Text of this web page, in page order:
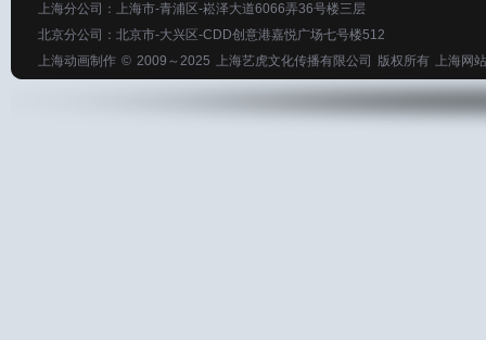
上海分公司：上海市-青浦区-崧泽大道6066弄36号楼三层
北京分公司：北京市-大兴区-CDD创意港嘉悦广场七号楼512
上海动画制作 © 2009～2025 上海艺虎文化传播有限公司 版权所有 上海网